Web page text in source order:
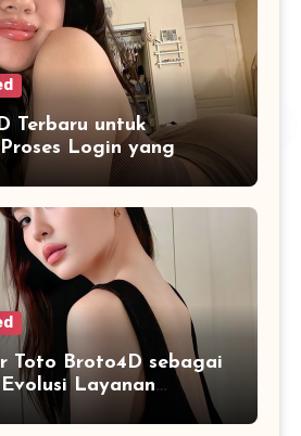
Terbaru untuk
Login yang
Setiap Hari
Toto Broto4D sebagai
Layanan
Internet